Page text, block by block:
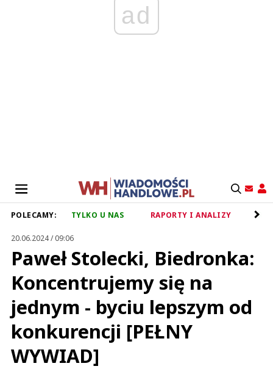
ad
POLECAMY: TYLKO U NAS RAPORTY I ANALIZY
20.06.2024 / 09:06
Paweł Stolecki, Biedronka:
Koncentrujemy się na
jednym - byciu lepszym od
konkurencji [PEŁNY
WYWIAD]